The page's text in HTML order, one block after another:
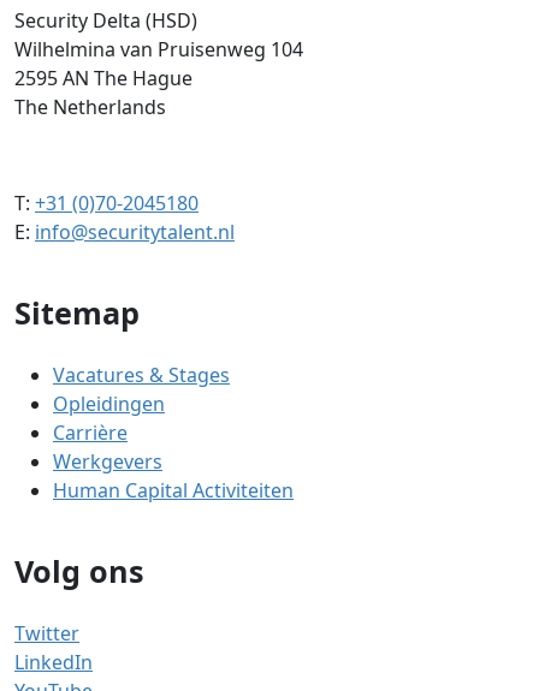
Security Delta (HSD)
Wilhelmina van Pruisenweg 104
2595 AN The Hague
The Netherlands
T: +31 (0)70-2045180
E: info@securitytalent.nl
Sitemap
Vacatures & Stages
Opleidingen
Carrière
Werkgevers
Human Capital Activiteiten
Volg ons
Twitter
LinkedIn